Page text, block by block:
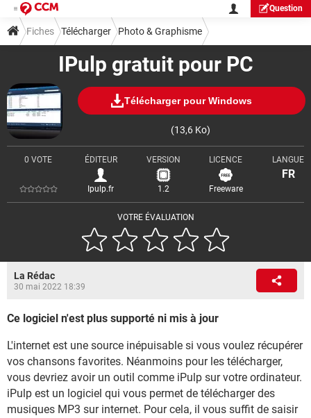
Question
IPulp gratuit pour PC
Télécharger pour Windows
(13,6 Ko)
VOTRE ÉVALUATION
0 VOTE ÉDITEUR
Ipulp.fr
VERSION
1.2
LICENCE
Freeware
LANGUE
FR
Fiches Télécharger Photo & Graphisme
La Rédac
30 mai 2022 18:39
Ce logiciel n'est plus supporté ni mis à jour
L'internet est une source inépuisable si vous voulez récupérer
vos chansons favorites. Néanmoins pour les télécharger,
vous devriez avoir un outil comme iPulp sur votre ordinateur.
iPulp est un logiciel qui vous permet de télécharger des
musiques MP3 sur internet. Pour cela, il vous suffit de saisir